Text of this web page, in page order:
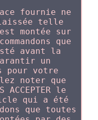
fournie ne
telle
montée sur
que
avant la
un
pour votre
noter que
ACCEPTER le
qui a été
que toutes